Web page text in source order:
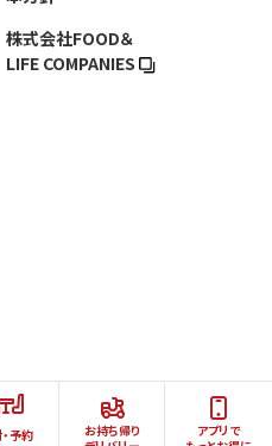
予約
お持ち帰り
アプリで
株式会社FOOD＆
LIFE COMPANIES